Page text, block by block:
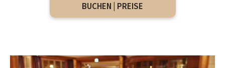
BUCHEN | PREISE